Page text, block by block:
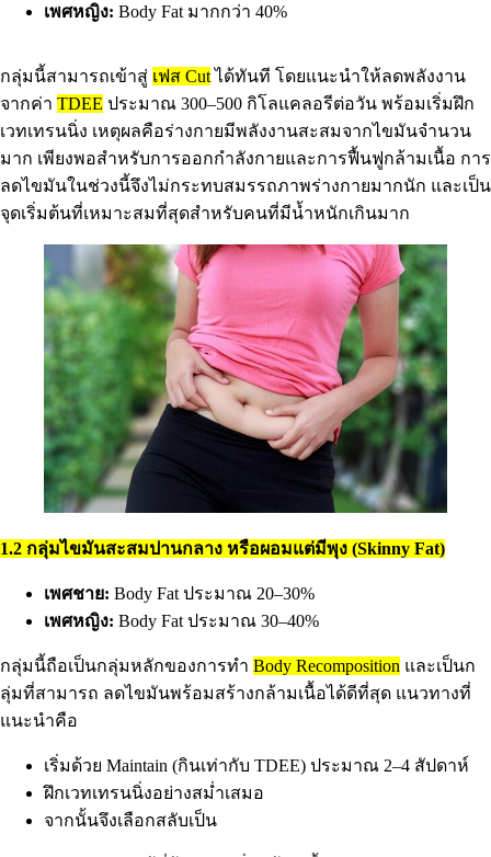
เพศหญิง: Body Fat มากกว่า 40%
กลุ่มนี้สามารถเข้าสู่ เฟส Cutได้ทันที โดยแนะนำให้ลดพลังงาน
จากค่า TDEE ประมาณ 300–500 กิโลแคลอรีต่อวัน พร้อมเริ่มฝึก
เวทเทรนนิ่ง เหตุผลคือร่างกายมีพลังงานสะสมจากไขมันจำนวน
มาก เพียงพอสำหรับการออกกำลังกายและการฟื้นฟูกล้ามเนื้อ การ
ลดไขมันในช่วงนี้จึงไม่กระทบสมรรถภาพร่างกายมากนัก และเป็น
จุดเริ่มต้นที่เหมาะสมที่สุดสำหรับคนที่มีน้ำหนักเกินมาก
1.2 กลุ่มไขมันสะสมปานกลาง หรือผอมแต่มีพุง (Skinny Fat)
เพศชาย: Body Fat ประมาณ 20–30%
เพศหญิง: Body Fat ประมาณ 30–40%
กลุ่มนี้ถือเป็นกลุ่มหลักของการทำ Body Recomposition และเป็นก
ลุ่มที่สามารถ ลดไขมันพร้อมสร้างกล้ามเนื้อได้ดีที่สุด แนวทางที่
แนะนำคือ
เริ่มด้วย Maintain (กินเท่ากับ TDEE) ประมาณ 2–4 สัปดาห์
ฝึกเวทเทรนนิ่งอย่างสม่ำเสมอ
จากนั้นจึงเลือกสลับเป็น